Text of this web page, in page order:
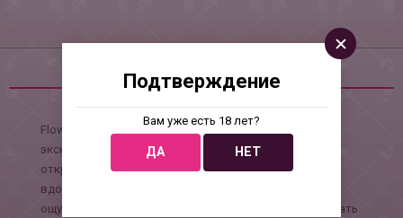
Flower Эта расширяющая трехлепестковая втулка
эксклюзивного дизайна легко проникает внутрь и
открывается, чтобы обеспечить приятное давление
вдоль анальных стенок. Bloom создает потрясающее
ощущение наполненности. Игрушку можно использовать
Подтверждение
Вам уже есть 18 лет?
ДА НЕТ